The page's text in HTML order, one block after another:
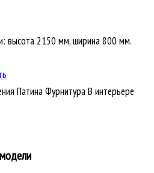
высота 2150 мм, ширина 800 мм.
ПатинаФурнитураВ интерьере